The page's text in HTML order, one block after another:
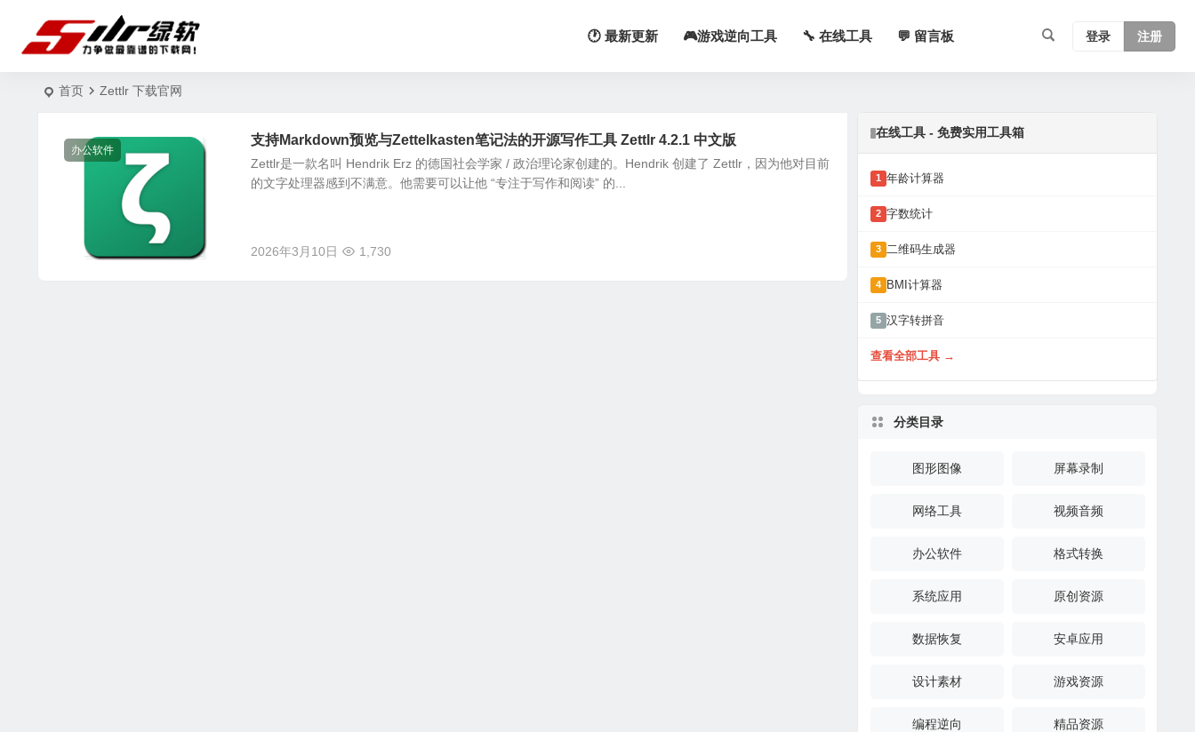
🕐 最新更新 🎮游戏逆向工具 🔧 在线工具 💬 留言板 登录 注册
首页 Zettlr 下载官网
办公软件
支持Markdown预览与Zettelkasten笔记法的开源写作工具 Zettlr 4.2.1 中文版
Zettlr是一款名叫 Hendrik Erz 的德国社会学家 / 政治理论家创建的。Hendrik 创建了 Zettlr，因为他对目前
的文字处理器感到不满意。他需要可以让他 “专注于写作和阅读” 的...
2026年3月10日 1,730
在线工具 - 免费实用工具箱
1 年龄计算器
2 字数统计
3 二维码生成器
4 BMI计算器
5 汉字转拼音
查看全部工具 →
分类目录
图形图像 屏幕录制
网络工具 视频音频
办公软件 格式转换
系统应用 原创资源
数据恢复 安卓应用
设计素材 游戏资源
编程逆向 精品资源